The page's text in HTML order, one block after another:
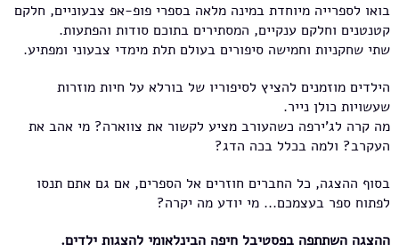
בואו לספרייה מיוחדת במינה מלאה בספרי פופ-אפ צבעוניים, חלקם
קטנטנים וחלקם ענקיים, המסתירים בתוכם סודות והפתעות.
שתי שחקניות וחמישה סיפורים בעולם תלת מימדי צבעוני ומפתיע.
הילדים מוזמנים להציץ לסיפוריו של בורלא על חיות מוזרות
שעשויות כולן נייר.
מה קרה לג'ירפה כשהעורב מציע לקשור את צווארה? מי אהב את
העקרב? ולמה בכלל בכה הדג?
בסוף ההצגה, כל החברים חוזרים אל הספרים, אם גם אתם תנסו
לפתוח ספר בעצמכם... מי יודע מה יקרה?
ההצגה השתתפה בפסטיבל חיפה הבינלאומי להצגות ילדים.